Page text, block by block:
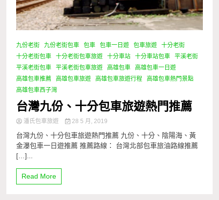
九份老街 九份老街包車 包車 包車一日遊 包車旅遊
十分老街
十分老街包車
十分老街包車旅遊 十分車站 十分車站包車
平溪老街
平溪老街包車
平溪老街包車旅遊 高雄包車
高雄包車一日遊
高雄包車推薦
高雄包車旅遊 高雄包車旅遊行程
高雄包車熱門景點
高雄包車西子灣
台灣九份、十分包車旅遊熱門推薦
潘氏包車旅遊 28 5 月, 2019
台灣九份、十分包車旅遊熱門推薦 九份、十分、陰陽海、黃
金瀑包車一日遊推薦 推薦路線： 台灣北部包車旅油路線推薦
[…]...
Read More